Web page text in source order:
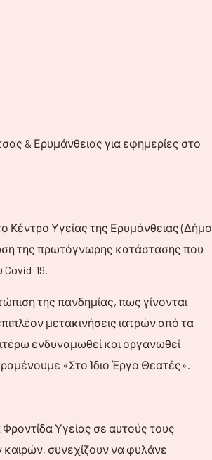
& Ερυμάνθειας για εφημερίες στο
Κέντρο Υγείας της Ερυμάνθειας (Δήμο
της πρωτόγνωρης κατάστασης που
19.
της πανδημίας, πως γίνονται
μετακινήσεις ιατρών από τα
ενδυναμωθεί και οργανωθεί
«Στο Ίδιο Έργο Θεατές».
Υγείας σε αυτούς τους
συνεχίζουν να φυλάνε